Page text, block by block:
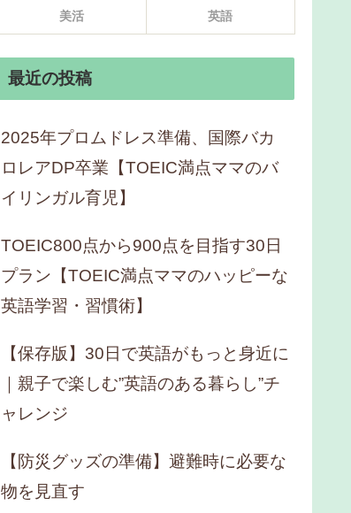
美活 英語
最近の投稿
2025年プロムドレス準備、国際バカ
ロレアDP卒業【TOEIC満点ママのバ
イリンガル育児】
TOEIC800点から900点を目指す30日
プラン【TOEIC満点ママのハッピーな
英語学習・習慣術】
【保存版】30日で英語がもっと身近に
｜親子で楽しむ”英語のある暮らし”チ
ャレンジ
【防災グッズの準備】避難時に必要な
物を見直す